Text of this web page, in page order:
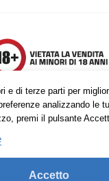
e di terze parti per
analizzando le
premi il pulsante
Accetto